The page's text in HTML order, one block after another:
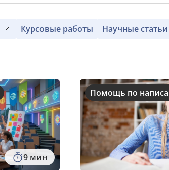
Курсовые работы Научные статьи
9 мин
Помощь по